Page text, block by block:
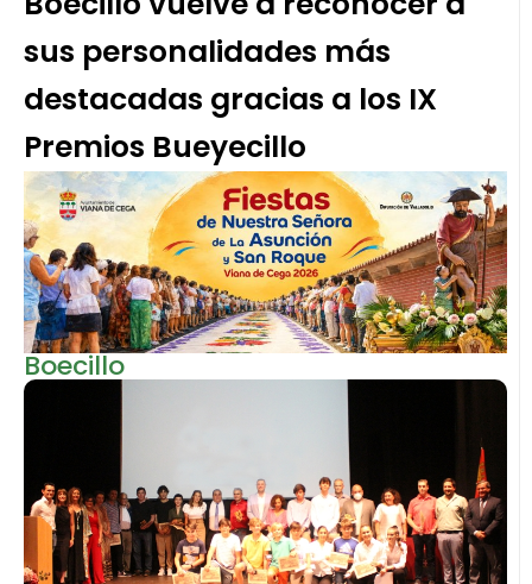
sus personalidades más
destacadas gracias a los IX
Premios Bueyecillo
Boecillo